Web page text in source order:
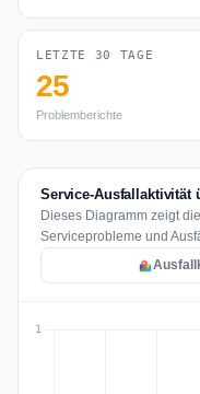
LETZTE 30 TAGE
25
Problemberichte
Service-Ausfallaktivität
Dieses Diagramm zeigt
Serviceprobleme und